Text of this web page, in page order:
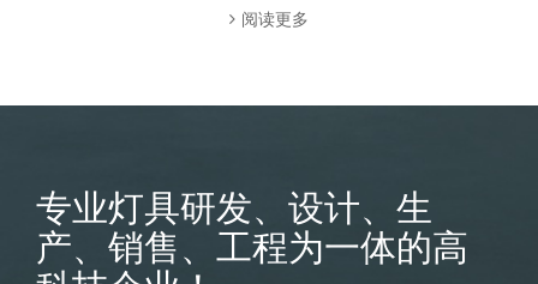
阅读更多
专业灯具研发、设计、生
产、销售、工程为一体的高